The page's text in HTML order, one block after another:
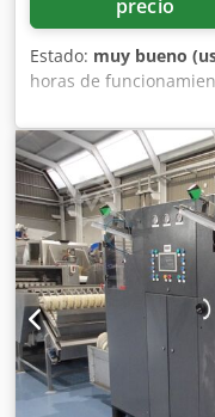
precio
Estado: muy bueno
horas de
moldeo por soplado
Modelo: FMB 3-120
toneladas Tipo de
Akqsf Cabezal
máquina se pueden
¡Vídeo disponible!